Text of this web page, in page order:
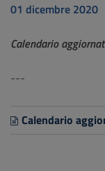
01 dicembre 2020
Calendario
---
Calendario